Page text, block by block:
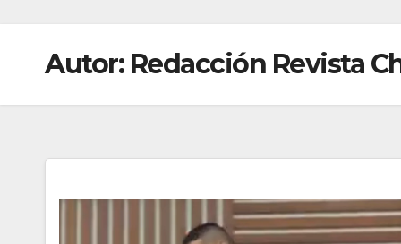
Autor: Redacción Revista